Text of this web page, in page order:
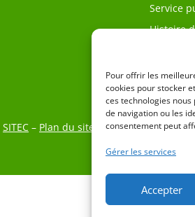
Pour offrir les
cookies pour stocker
ces technologies
de navigation ou les
consentement peut
Gérer les services
Accepter
Service
Histoire
SITEC – Plan du site Mention Légales